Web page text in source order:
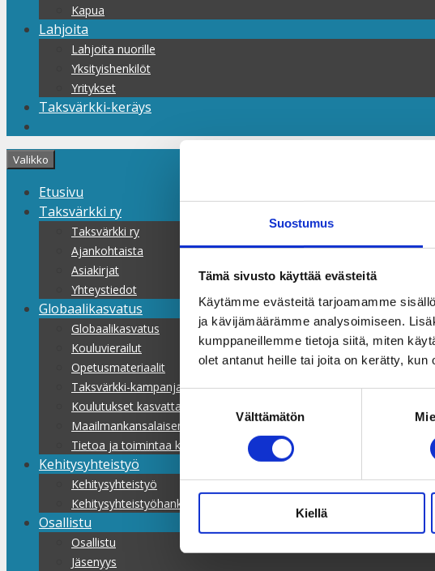
Suostumus
Tämä sivusto käyttää evästeitä
Käytämme evästeitä tarjoamamme
ja kävijämäärämme analysoimiseen.
kumppaneillemme tietoja siitä, miten
olet antanut heille tai joita on kerätty, kun
Suostumuksen
valinta
Välttämätön
Kiellä
Kapua
Lahjoita
Lahjoita nuorille
Yksityishenkilöt
Yritykset
Taksvärkki-keräys
Valikko
Etusivu
Taksvärkki ry
Taksvärkki ry
Ajankohtaista
Asiakirjat
Yhteystiedot
Globaalikasvatus
Globaalikasvatus
Kouluvierailut
Opetusmateriaalit
Taksvärkki-kampanjat
Koulutukset kasvattajille
Maailmankansalaisen koulu
Tietoa ja toimintaa kaikille
Kehitysyhteistyö
Kehitysyhteistyö
Kehitysyhteistyöhankkeet
Osallistu
Osallistu
Jäsenyys